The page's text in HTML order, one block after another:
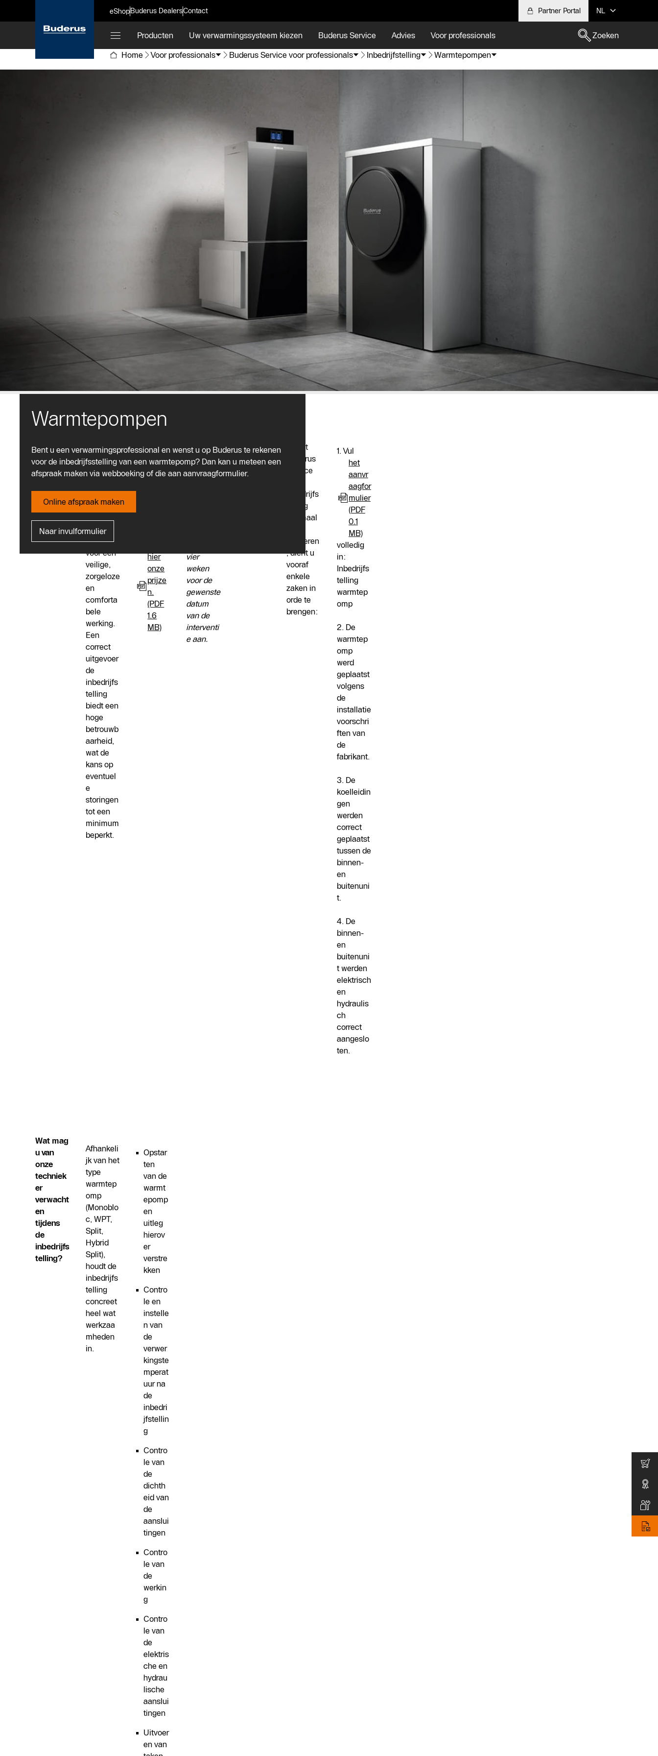
eShopBuderus DealersContact Partner Portal NL
Producten Uw verwarmingssysteem kiezen Buderus Service Advies Voor professionals
Zoeken
Home
Voor professionals Buderus Service voor professionals Inbedrijfstelling Warmtepompen
Warmtepompen
Bent u een verwarmingsprofessional en wenst u op Buderus te rekenen
voor de inbedrijfsstelling van een warmtepomp? Dan kan u meteen een
afspraak maken via webboeking of die aan aanvraagformulier.
Online afspraak maken
Naar invulformulier
inbedrij
fstellin
g van
uw
installa
tie
Een
vakkundi
ge
telling
van uw
omp
zorgt
voor een
veilige,
zorgeloze
en
comforta
bele
werking.
Een
correct
uitgevoer
de
inbedrijfs
telling
biedt een
hoge
betrouwb
aarheid,
wat de
kans op
eventuel
e
storingen
tot een
minimum
beperkt.
Buderus
Service
hanteert
hier
onze
prijze
n.
(PDF
1.6
MB)
Een
praktisch
e richtlijn:
vier
weken
voor de
gewenste
datum
van de
interventi
e aan.
Wat
dient
voorafga
Opdat
Buderus
Service
inbedrijfs
telling
optimaal
uitvoeren
, dient u
vooraf
enkele
zaken in
orde te
brengen:
1. Vul
het
aanvr
aagfor
mulier
(PDF
0.1
MB)
volledig
in:
Inbedrijfs
telling
warmtep
omp
2. De
warmtep
omp
werd
geplaatst
volgens
de
installatie
voorschri
ften van
de
fabrikant.
3. De
koelleidin
gen
werden
correct
geplaatst
tussen de
binnen-
en
buitenuni
t.
4. De
binnen-
en
buitenuni
t werden
elektrisch
en
hydraulis
ch
correct
aangeslo
ten.
Wat mag
u van
onze
techniek
er
verwacht
en
tijdens
de
inbedrijfs
telling?
Afhankeli
jk van het
type
warmtep
omp
(Monoblo
c, WPT,
Split,
Hybrid
Split),
houdt de
inbedrijfs
telling
concreet
heel wat
werkzaa
mheden
in.
Opstar
ten
van de
warmt
epomp
en
uitleg
hierov
er
verstre
kken
Contro
le en
instelle
n van
de
verwer
kingste
mperat
uur na
de
inbedri
jfstellin
g
Contro
le van
de
dichth
eid van
de
aanslui
tingen
Contro
le van
de
werkin
g
Contro
le van
de
elektris
che en
hydrau
lische
aanslui
tingen
Uitvoer
en van